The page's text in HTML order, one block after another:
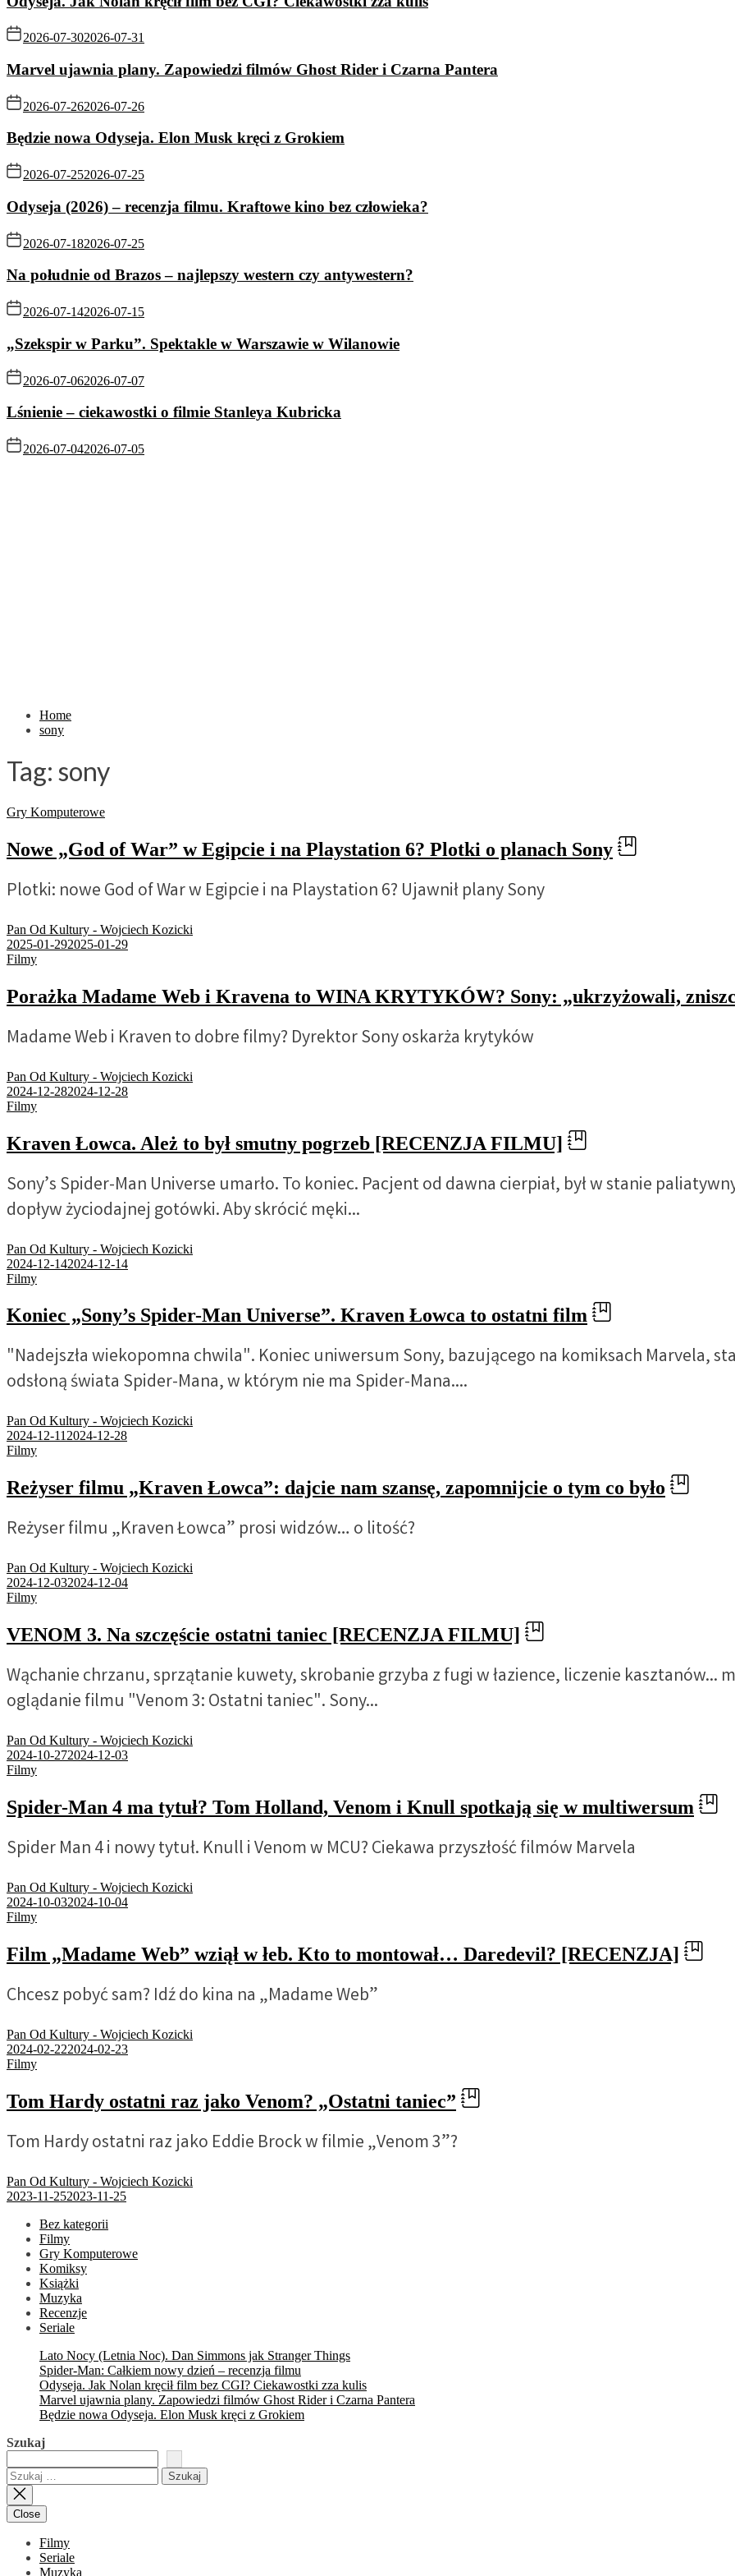
2026-07-302026-07-31
Marvel ujawnia plany. Zapowiedzi filmów Ghost Rider i Czarna Pantera
2026-07-262026-07-26
Będzie nowa Odyseja. Elon Musk kręci z Grokiem
2026-07-252026-07-25
Odyseja (2026) – recenzja filmu. Kraftowe kino bez człowieka?
2026-07-182026-07-25
Na południe od Brazos – najlepszy western czy antywestern?
2026-07-142026-07-15
„Szekspir w Parku”. Spektakle w Warszawie w Wilanowie
2026-07-062026-07-07
Lśnienie – ciekawostki o filmie Stanleya Kubricka
2026-07-042026-07-05
Home
sony
Tag: sony
Gry Komputerowe
Nowe „God of War” w Egipcie i na Playstation 6? Plotki o planach Sony
Plotki: nowe God of War w Egipcie i na Playstation 6? Ujawnił plany Sony
Pan Od Kultury - Wojciech Kozicki
2025-01-292025-01-29
Filmy
Porażka Madame Web i Kravena to WINA KRYTYKÓW? Sony: „ukrzyżowali,
Madame Web i Kraven to dobre filmy? Dyrektor Sony oskarża krytyków
Pan Od Kultury - Wojciech Kozicki
2024-12-282024-12-28
Filmy
Kraven Łowca. Ależ to był smutny pogrzeb [RECENZJA FILMU]
Sony’s Spider-Man Universe umarło. To koniec. Pacjent od dawna cierpiał, był w stanie
dopływ życiodajnej gotówki. Aby skrócić męki...
Pan Od Kultury - Wojciech Kozicki
2024-12-142024-12-14
Filmy
Koniec „Sony’s Spider-Man Universe”. Kraven Łowca to ostatni film
"Nadejszła wiekopomna chwila". Koniec uniwersum Sony, bazującego na komiksach Marvela,
odsłoną świata Spider-Mana, w którym nie ma Spider-Mana....
Pan Od Kultury - Wojciech Kozicki
2024-12-112024-12-28
Filmy
Reżyser filmu „Kraven Łowca”: dajcie nam szansę, zapomnijcie o tym co było
Reżyser filmu „Kraven Łowca” prosi widzów… o litość?
Pan Od Kultury - Wojciech Kozicki
2024-12-032024-12-04
Filmy
VENOM 3. Na szczęście ostatni taniec [RECENZJA FILMU]
Wąchanie chrzanu, sprzątanie kuwety, skrobanie grzyba z fugi w łazience, liczenie kasztanów...
oglądanie filmu "Venom 3: Ostatni taniec". Sony...
Pan Od Kultury - Wojciech Kozicki
2024-10-272024-12-03
Filmy
Spider-Man 4 ma tytuł? Tom Holland, Venom i Knull spotkają się w multiwersum
Spider Man 4 i nowy tytuł. Knull i Venom w MCU? Ciekawa przyszłość filmów Marvela
Pan Od Kultury - Wojciech Kozicki
2024-10-032024-10-04
Filmy
Film „Madame Web” wziął w łeb. Kto to montował… Daredevil? [RECENZJA]
Chcesz pobyć sam? Idź do kina na „Madame Web”
Pan Od Kultury - Wojciech Kozicki
2024-02-222024-02-23
Filmy
Tom Hardy ostatni raz jako Venom? „Ostatni taniec”
Tom Hardy ostatni raz jako Eddie Brock w filmie „Venom 3”?
Pan Od Kultury - Wojciech Kozicki
2023-11-252023-11-25
Bez kategorii
Filmy
Gry Komputerowe
Komiksy
Książki
Muzyka
Recenzje
Seriale
Lato Nocy (Letnia Noc). Dan Simmons jak Stranger Things
Spider-Man: Całkiem nowy dzień – recenzja filmu
Odyseja. Jak Nolan kręcił film bez CGI? Ciekawostki zza kulis
Marvel ujawnia plany. Zapowiedzi filmów Ghost Rider i Czarna Pantera
Będzie nowa Odyseja. Elon Musk kręci z Grokiem
Szukaj
Szukaj:
Close
Filmy
Seriale
Muzyka